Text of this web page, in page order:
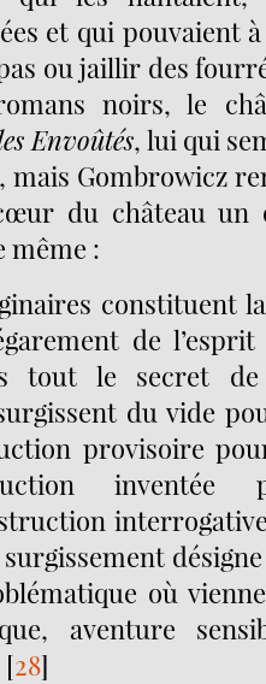
et qui pouvaient
ou jaillir des
noirs, le
Envoûtés, lui qui
, mais Gombrowicz
du château un
même :
constituent
de
tout le secret
du vide
provisoire
inventée
où
aventure
[28]